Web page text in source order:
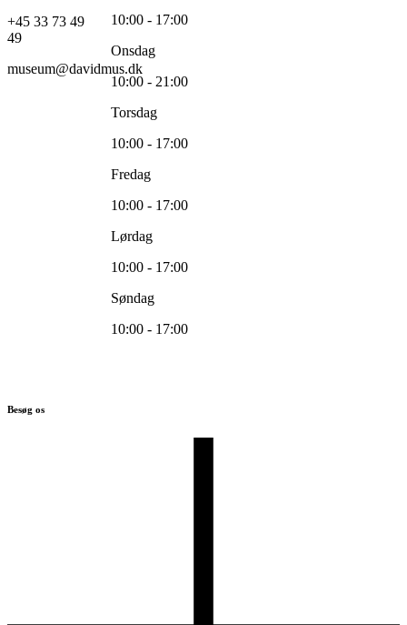
+45 33 73 49
49
museum@davidmus.dk
10:00 - 17:00
Onsdag
10:00 - 21:00
Torsdag
10:00 - 17:00
Fredag
10:00 - 17:00
Lørdag
10:00 - 17:00
Søndag
10:00 - 17:00
Besøg os